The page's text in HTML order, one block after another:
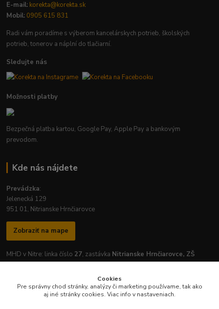
E-mail: korekta@korekta.sk
Mobil: 0905 615 831
Radi vám poradíme s výberom kancelárskych potrieb, školských
potrieb, tonerov a náplní do tlačiarní.
Sledujte nás
Možnosti platby
Bezpečná platba kartou, Google Pay, Apple Pay a bankovým
prevodom.
Kde nás nájdete
Prevádzka:
Jelenecká 129
951 01, Nitrianske Hrnčiarovce
Zobraziť na mape
MHD v Nitre: linka číslo 27, zastávka Nitrianske Hrnčiarovce, ZŠ
Otváracie hodiny prevádzky:
Cookies
Pre správny chod stránky, analýzy či marketing používame, tak ako
aj iné stránky cookies. Viac info v nastaveniach.